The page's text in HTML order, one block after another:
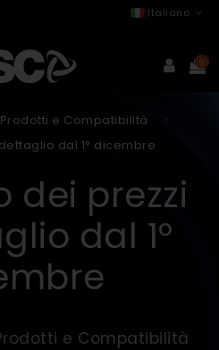
Italiano
0
Prodotti e Compatibilità
dal 1° dicembre
dei prezzi
dal 1°
e Compatibilità